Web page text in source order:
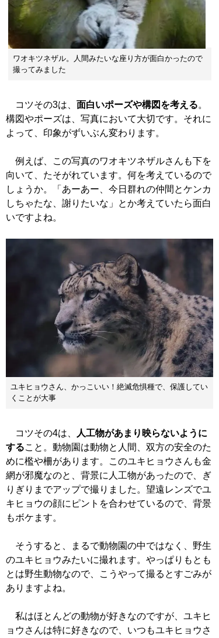
ワオキツネザル。人間みたいな座り方が面白かったので
撮ってみました
コツその3は、 面白いポーズや構図を考える。
構図やポーズは、写真において大切です。それに
よって、印象がずいぶん変わります。
例えば、この写真のワオキツネザルさんも下を
向いて、たそがれています。何を考えているので
しょうか。「あーあー、今日群れの仲間とケンカ
しちゃたな、謝りたいな」とか考えていたら面白
いですよね。
ユキヒョウさん、かっこいい！絶滅危惧種で、保護してい
くことが大事
コツその4は、
人工物があまり映らないように
すること。動物園は動物と人間、双方の安全のた
めに檻や柵があります。このユキヒョウさんも金
網が邪魔なのと、背景に人工物があったので、ぎ
りぎりまでアップで撮りました。望遠レンズでユ
キヒョウの顔にピントを合わせているので、背景
もボケます。
そうすると、まるで動物園の中ではなく、野生
のユキヒョウみたいに撮れます。やっぱりもとも
とは野生動物なので、こうやって撮るとすごみが
ありますよね。
私はほとんどの動物が好きなのですが、ユキヒ
ョウさんは特に好きなので、いつもユキヒョウさ